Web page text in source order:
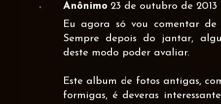
Anônimo 23 de outubro de 2013
Eu agora só vou comentar
Sempre depois do jantar,
deste modo poder avaliar.
Este album de fotos antigas,
formigas, é deveras